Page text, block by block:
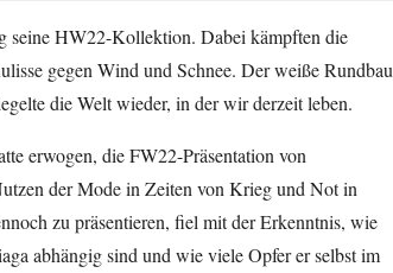
seine HW22-Kollektion. Dabei kämpften die
gegen Wind und Schnee. Der weiße Rundbau
die Welt wieder, in der wir derzeit leben.
erwogen, die FW22-Präsentation von
der Mode in Zeiten von Krieg und Not in
zu präsentieren, fiel mit der Erkenntnis, wie
abhängig sind und wie viele Opfer er selbst im